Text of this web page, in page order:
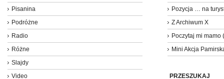
Pisanina
Podróżne
Radio
Różne
Slajdy
Video
Pozycja … na
Z Archiwum X
Poczytaj mi mamo
Mini Akcja
PRZESZUKAJ